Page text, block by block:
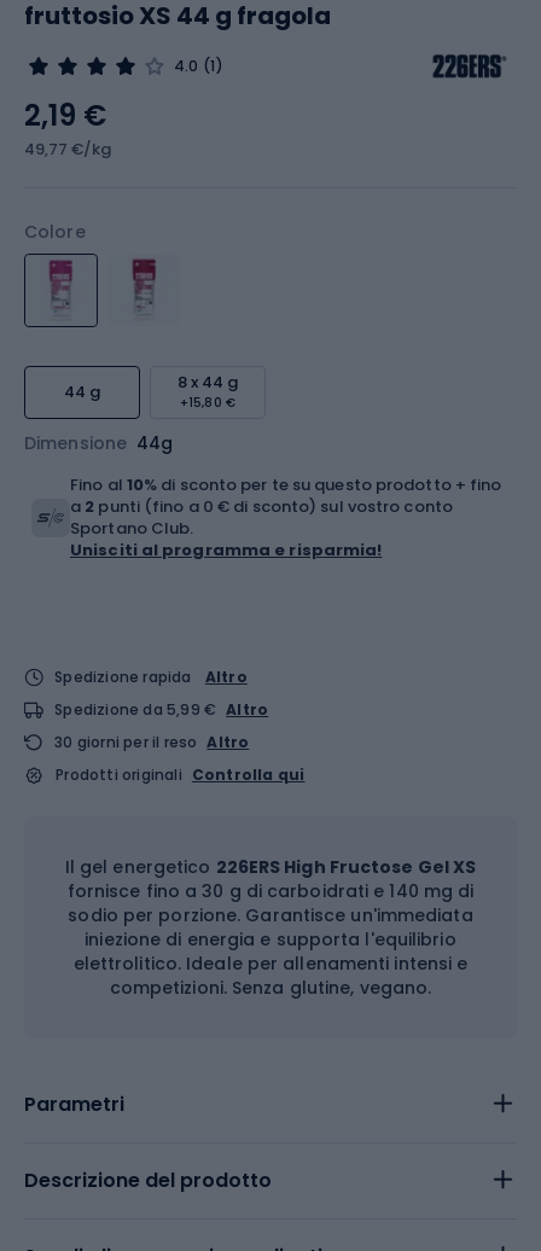
fruttosio XS 44 g fragola
4.0 (1)
Colore
44 g 8 x 44 g
+15,80 €
Dimensione 44g
2,19 €
49,77 €/kg
Fino al 10% di sconto per te su questo prodotto + fino
a 2 punti (fino a 0 € di sconto) sul vostro conto
Sportano Club.
Unisciti al programma e risparmia!
Spedizione rapida
Altro
Spedizione da 5,99 € Altro
30 giorni per il reso Altro
Prodotti originali Controlla qui
Il gel energetico 226ERS High Fructose Gel XS
fornisce fino a 30 g di carboidrati e 140 mg di
sodio per porzione. Garantisce un'immediata
iniezione di energia e supporta l'equilibrio
elettrolitico. Ideale per allenamenti intensi e
competizioni. Senza glutine, vegano.
Parametri
Descrizione del prodotto